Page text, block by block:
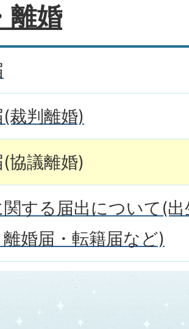
からないときは、ど
したい(転籍)が、ど
書は届出人以外の者
出をするとき、本人
離婚
裁判離婚)
協議離婚)
関する届出について(
婚届・転籍届など)